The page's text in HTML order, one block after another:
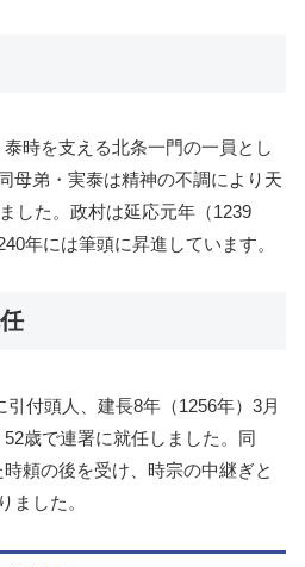
時を支える北条一門の一員とし
母弟・実泰は精神の不調により天
した。政村は延応元年（1239
年には筆頭に昇進しています。
付頭人、建長8年（1256年）3月
歳で連署に就任しました。同
頼の後を受け、時宗の中継ぎと
ました。